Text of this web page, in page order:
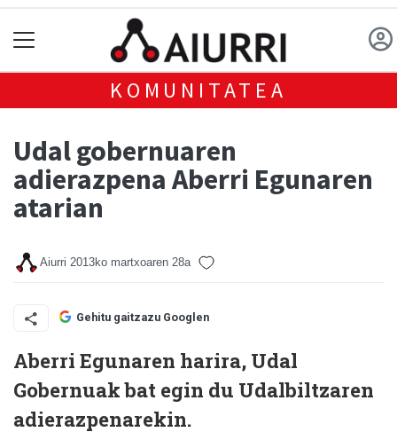
KOMUNITATEA
Udal gobernuaren
adierazpena Aberri Egunaren
atarian
Aiurri 2013ko martxoaren 28a
Gehitu gaitzazu Googlen
Aberri Egunaren harira, Udal
Gobernuak bat egin du Udalbiltzaren
adierazpenarekin.